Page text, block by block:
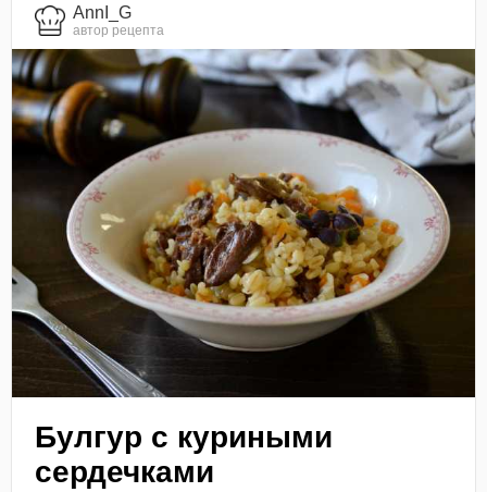
AnnI_G
автор рецепта
Булгур с куриными
сердечками